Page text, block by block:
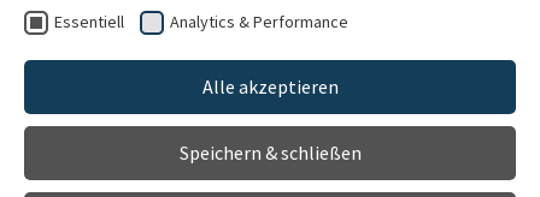
Willkommen
Über uns
Für Patienten
Essentiell Analytics & Performance
Alle akzeptieren
Speichern & schließen